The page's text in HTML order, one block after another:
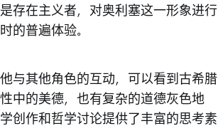
存在主义者，对奥利塞这一形象进行
的普遍体验。
与其他角色的互动，可以看到古希腊
中的美德，也有复杂的道德灰色地
创作和哲学讨论提供了丰富的思考素